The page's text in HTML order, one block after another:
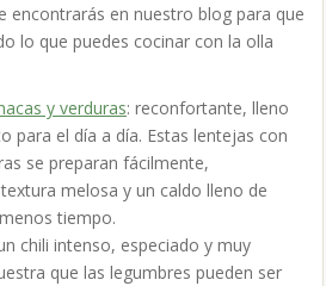
encontrarás en nuestro blog para que
lo que puedes cocinar con la olla
y verduras: reconfortante, lleno
para el día a día. Estas lentejas con
se preparan fácilmente,
melosa y un caldo lleno de
tiempo.
chili intenso, especiado y muy
que las legumbres pueden ser